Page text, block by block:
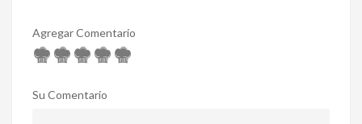
Agregar Comentario
Su Comentario